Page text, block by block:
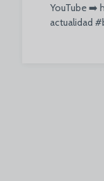
YouTube ➡️
actualidad